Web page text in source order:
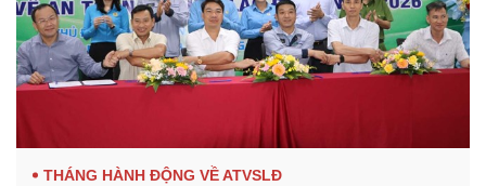
THÁNG HÀNH ĐỘNG VỀ ATVSLĐ